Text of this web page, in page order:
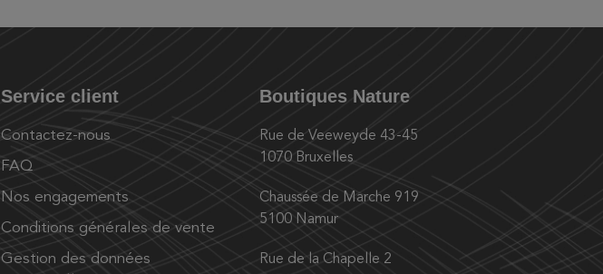
Service client
Contactez-nous
FAQ
Nos engagements
Conditions générales de vente
Gestion des données
Boutiques Nature
Rue de Veeweyde 43-45
1070 Bruxelles
Chaussée de Marche 919
5100 Namur
Rue de la Chapelle 2